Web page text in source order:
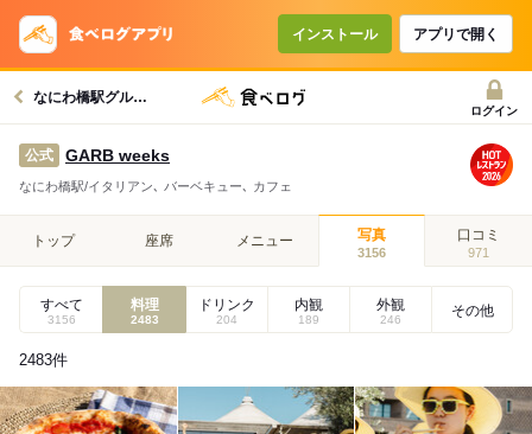
インストール アプリで開く
なにわ橋駅グルメへ
ログイン
公式 GARB weeks
なにわ橋駅/イタリアン､ バーベキュー､ カフェ
トップ 座席 メニュー 写真
3156
口コミ
971
すべて
3156
料理
2483
ドリンク
204
内観
189
外観
246
その他
2483件